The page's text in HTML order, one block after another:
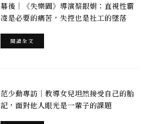
幕後｜《失樂園》導演蔡銀娟：直視性霸
凌是必要的痛苦，失控也是社工的墜落
閱讀全文
范少勳專訪｜教導女兒坦然接受自己的胎
記，面對他人眼光是一輩子的課題